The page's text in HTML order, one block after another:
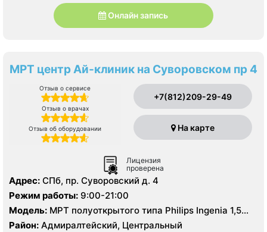
Онлайн запись
МРТ центр Ай-клиник на Суворовском пр 4
Отзыв о сервисе
Отзыв о врачах
Отзыв об оборудовании
+7(812)209-29-49
На карте
Лицензия
проверена
Адрес: СПб, пр. Суворовский д. 4
Режим работы: 9:00-21:00
Модель: МРТ полуоткрытого типа Philips Ingenia 1,5
Тесла
Район: Адмиралтейский, Центральный